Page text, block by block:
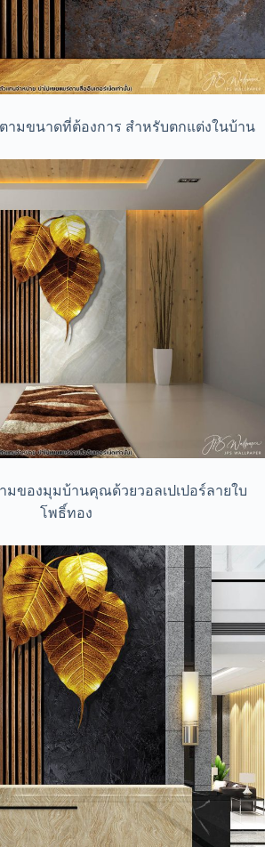
มขนาดที่ต้องการ สำหรับตกแต่งในบ้าน
มของมุมบ้านคุณด้วยวอลเปเปอร์ลายใบ
โพธิ์ทอง